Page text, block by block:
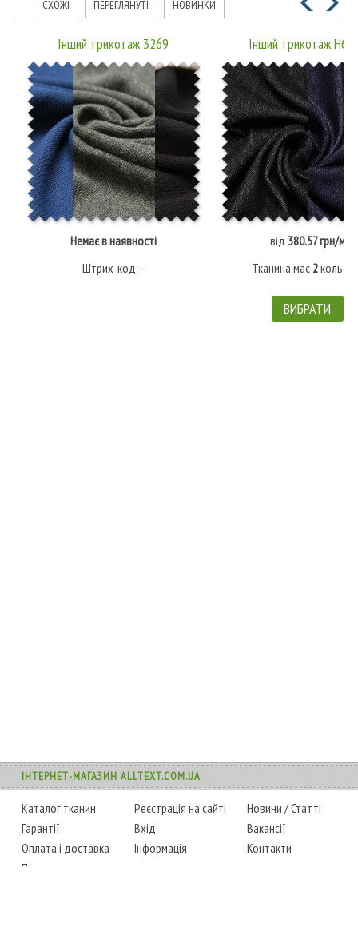
СХОЖІ ПЕРЕГЛЯНУТІ НОВИНКИ
Інший трикотаж 3269
Немає в наявності
Штрих-код: -
Інший трикотаж
від 380.57 грн/м
Тканина має 2
ВИБРАТИ
ІНТЕРНЕТ-МАГАЗИН ALLTEXT.COM.UA
Каталог тканин
Гарантії
Оплата і доставка
Повернення товару
Реєстрація на сайті
Вхід
Інформація
Новини /Статті
Вакансії
Контакти